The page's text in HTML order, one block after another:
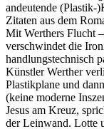
andeutende (Plastik-
Zitaten aus dem
Mit Werthers Flucht
verschwindet die
handlungstechnisch
Künstler Werther
Plastikplane und
(keine moderne
Jesus am Kreuz,
der Leinwand. Lotte